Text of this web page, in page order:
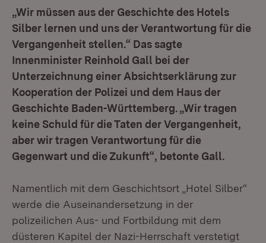
„Wir müssen aus der Geschichte des Hotels
Silber lernen und uns der Verantwortung für die
Vergangenheit stellen.“ Das sagte
Innenminister Reinhold Gall bei der
Unterzeichnung einer Absichtserklärung zur
Kooperation der Polizei und dem Haus der
Geschichte Baden-Württemberg. „Wir tragen
keine Schuld für die Taten der Vergangenheit,
aber wir tragen Verantwortung für die
Gegenwart und die Zukunft“, betonte Gall.
Namentlich mit dem Geschichtsort „Hotel Silber“
werde die Auseinandersetzung in der
polizeilichen Aus- und Fortbildung mit dem
düsteren Kapitel der Nazi-Herrschaft verstetigt